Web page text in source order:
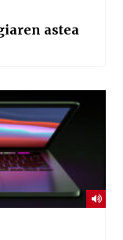
astea